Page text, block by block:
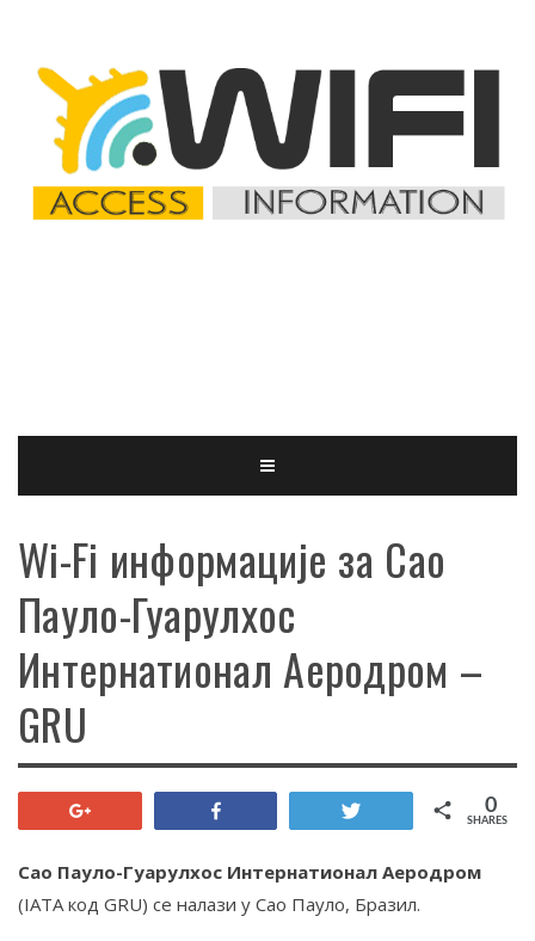
Wi-Fi информације за Сао
Пауло-Гуарулхос
Интернатионал Аеродром –
GRU
SHARES
0
Сао Пауло-Гуарулхос Интернатионал Аеродром
(IATA код GRU) се налази у Сао Пауло, Бразил.